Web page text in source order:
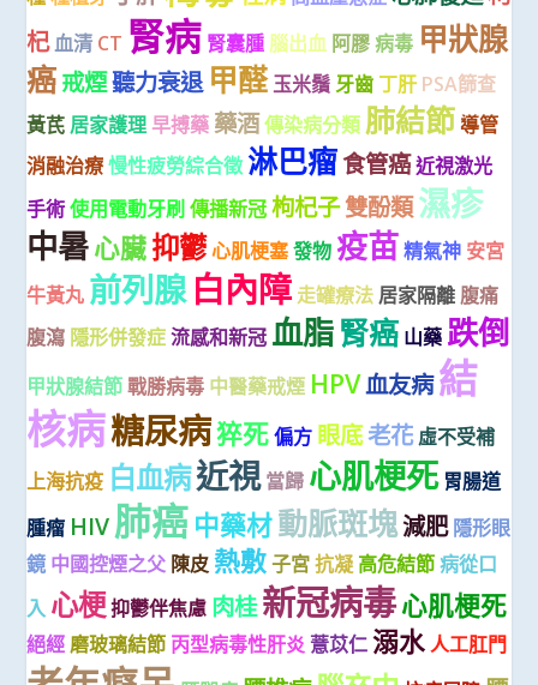
杞血清 CT 腎病 腎囊腫 腦出血 阿膠 病毒 甲狀腺
癌戒煙聽力衰退 甲醛 玉米鬚 牙齒 丁肝 PSA篩查
黃芪 居家護理 早搏藥 藥酒傳染病分類 肺結節 導管
消融治療 慢性疲勞綜合徵 淋巴瘤食管癌近視激光
手術 使用電動牙刷 傳播新冠 枸杞子雙酚類濕疹
中暑心臟抑鬱心肌梗塞 發物 疫苗 精氣神 安宮
牛黃丸 前列腺 白內障 走罐療法 居家隔離 腹痛
腹瀉 隱形併發症 流感和新冠 血脂腎癌 山藥 跌倒
甲狀腺結節 戰勝病毒 中醫藥戒煙 HPV血友病結
核病糖尿病猝死 偏方 眼底老花 虛不受補
上海抗疫 白血病近視 當歸 心肌梗死 胃腸道
腫瘤 HIV肺癌 中藥材動脈斑塊減肥 隱形眼
鏡 中國控煙之父 陳皮 熱敷 子宮 抗凝 高危結節 病從口
入 心梗抑鬱伴焦慮 肉桂新冠病毒心肌梗死
絕經 磨玻璃結節 丙型病毒性肝炎 薏苡仁 溺水 人工肛門